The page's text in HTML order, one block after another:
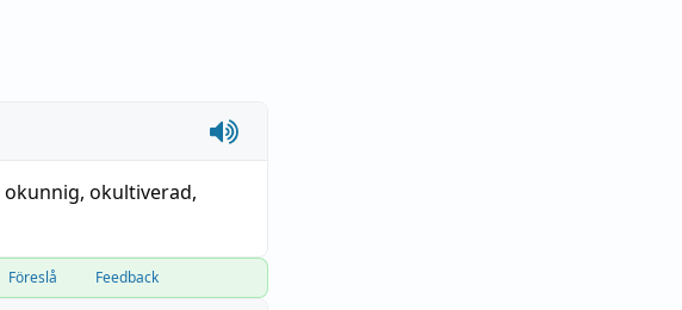
okunnig, okultiverad,
Föreslå Feedback